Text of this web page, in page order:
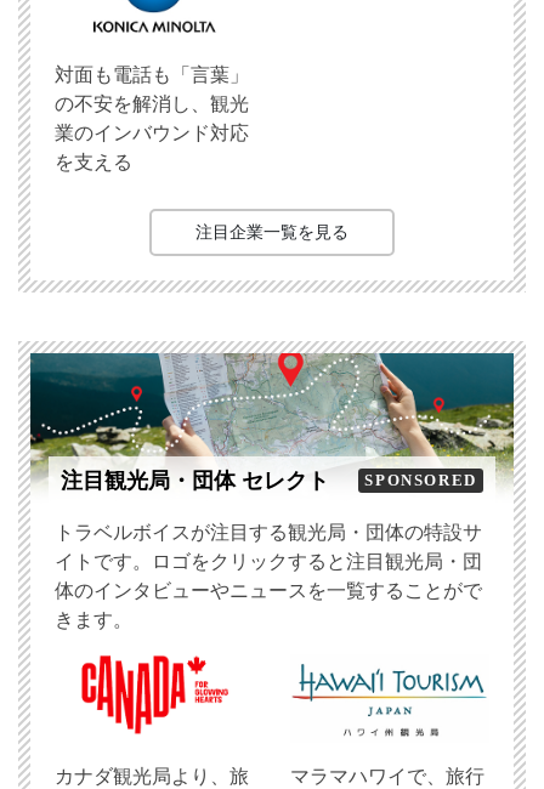
対面も電話も「言葉」
の不安を解消し、観光
業のインバウンド対応
を支える
注目企業一覧を見る
注目観光局・団体 セレクト SPONSORED
トラベルボイスが注目する観光局・団体の特設サ
イトです。ロゴをクリックすると注目観光局・団
体のインタビューやニュースを一覧することがで
きます。
​カナダ観光局より、旅
マラマハワイで、旅行